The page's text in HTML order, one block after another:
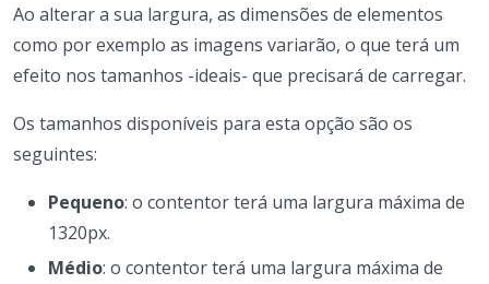
Ao alterar a sua largura, as dimensões de elementos
como por exemplo as imagens variarão, o que terá um
efeito nos tamanhos -ideais- que precisará de carregar.
Os tamanhos disponíveis para esta opção são os
seguintes:
Pequeno: o contentor terá uma largura máxima de
1320px.
Médio: o contentor terá uma largura máxima de